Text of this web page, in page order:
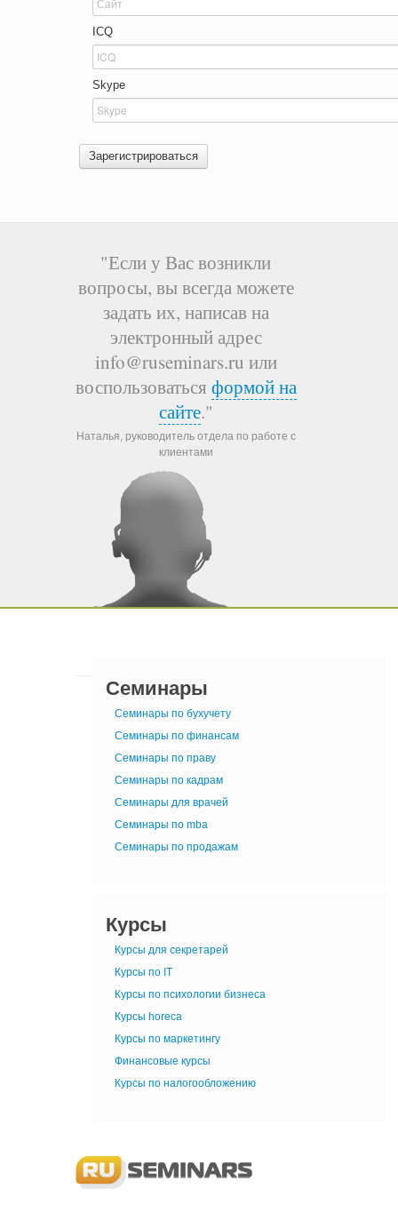
ICQ
Skype
Зарегистрироваться
"Если у Вас возникли
вопросы, вы всегда можете
задать их, написав на
электронный адрес
info@ruseminars.ru или
воспользоваться формой на
сайте."
Наталья, руководитель отдела по работе с
клиентами
Семинары
Семинары по бухучету
Семинары по финансам
Семинары по праву
Семинары по кадрам
Семинары для врачей
Семинары по mba
Семинары по продажам
Курсы
Курсы для секретарей
Курсы по IT
Курсы по психологии бизнеса
Курсы horeca
Курсы по маркетингу
Финансовые курсы
Курсы по налогообложению